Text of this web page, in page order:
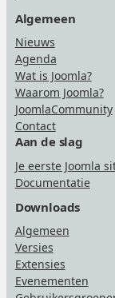
Algemeen
Nieuws
Agenda
Wat is Joomla?
Waarom Joomla?
JoomlaCommunity
Contact
Aan de slag
Je eerste Joomla
Documentatie
Downloads
Algemeen
Versies
Extensies
Evenementen